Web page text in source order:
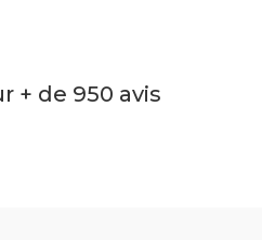
+ de 950 avis